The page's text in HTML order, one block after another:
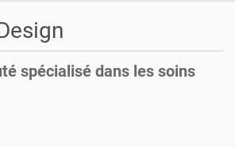
spécialisé dans les soins